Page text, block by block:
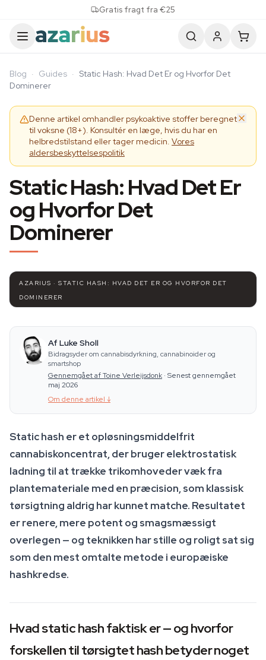
Gratis fragt fra €25
Blog · Guides · Static Hash: Hvad Det Er og Hvorfor Det
Dominerer
Denne artikel omhandler psykoaktive stoffer beregnet
til voksne (18+). Konsultér en læge, hvis du har en
helbredstilstand eller tager medicin. Vores
aldersbeskyttelsespolitik
Static Hash: Hvad Det Er
og Hvorfor Det
Dominerer
AZARIUS · STATIC HASH: HVAD DET ER OG HVORFOR DET
DOMINERER
Af Luke Sholl
Bidragsyder om cannabisdyrkning, cannabinoider og
smartshop
Gennemgået af Toine Verleijsdonk · Senest gennemgået
maj 2026
Om denne artikel ↓
Static hash er et opløsningsmiddelfrit
cannabiskoncentrat, der bruger elektrostatisk
ladning til at trække trikomhoveder væk fra
plantemateriale med en præcision, som klassisk
tørsigtning aldrig har kunnet matche. Resultatet
er renere, mere potent og smagsmæssigt
overlegen — og teknikken har stille og roligt sat sig
som den mest omtalte metode i europæiske
hashkredse.
Hvad static hash faktisk er — og hvorfor
forskellen til tørsigtet hash betyder noget